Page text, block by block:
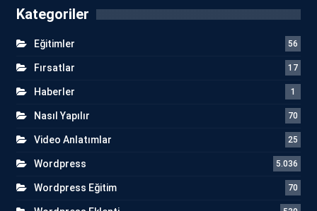
Kategoriler
Eğitimler 56
Fırsatlar 17
Haberler 1
Nasıl Yapılır 70
Video Anlatımlar 25
Wordpress 5.036
Wordpress Eğitim 70